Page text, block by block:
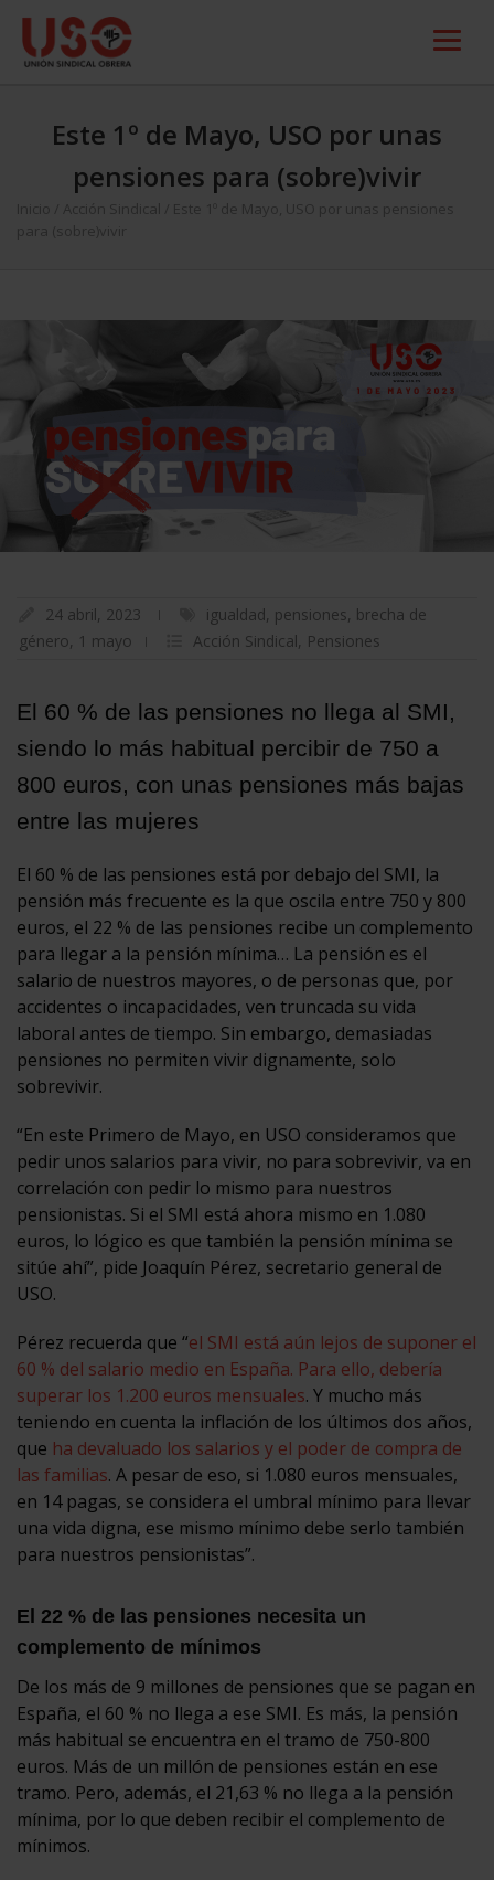
Este 1º de Mayo, USO por unas
pensiones para (sobre)vivir
Inicio Acción Sindical
Este 1º de Mayo, USO por unas pensiones
para (sobre)vivir
24 abril, 2023 igualdad, pensiones, brecha de
género, 1 mayo Acción Sindical, Pensiones
El 60 % de las pensiones no llega al SMI,
siendo lo más habitual percibir de 750 a
800 euros, con unas pensiones más bajas
entre las mujeres
El 60 % de las pensiones está por debajo del SMI, la
pensión más frecuente es la que oscila entre 750 y 800
euros, el 22 % de las pensiones recibe un complemento
para llegar a la pensión mínima… La pensión es el
salario de nuestros mayores, o de personas que, por
accidentes o incapacidades, ven truncada su vida
laboral antes de tiempo. Sin embargo, demasiadas
pensiones no permiten vivir dignamente, solo
sobrevivir.
“En este Primero de Mayo, en USO consideramos que
pedir unos salarios para vivir, no para sobrevivir, va en
correlación con pedir lo mismo para nuestros
pensionistas. Si el SMI está ahora mismo en 1.080
euros, lo lógico es que también la pensión mínima se
sitúe ahí”, pide Joaquín Pérez, secretario general de
USO.
Pérez recuerda que “el SMI está aún lejos de suponer el
60 % del salario medio en España. Para ello, debería
superar los 1.200 euros mensuales. Y mucho más
teniendo en cuenta la inflación de los últimos dos años,
que ha devaluado los salarios y el poder de compra de
las familias. A pesar de eso, si 1.080 euros mensuales,
en 14 pagas, se considera el umbral mínimo para llevar
una vida digna, ese mismo mínimo debe serlo también
para nuestros pensionistas”.
El 22 % de las pensiones necesita un
complemento de mínimos
De los más de 9 millones de pensiones que se pagan en
España, el 60 % no llega a ese SMI. Es más, la pensión
más habitual se encuentra en el tramo de 750-800
euros. Más de un millón de pensiones están en ese
tramo. Pero, además, el 21,63 % no llega a la pensión
mínima, por lo que deben recibir el complemento de
mínimos.